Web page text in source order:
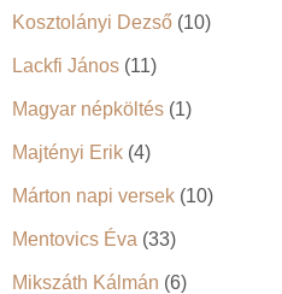
Kosztolányi Dezső (10)
Lackfi János (11)
Magyar népköltés (1)
Majtényi Erik (4)
Márton napi versek (10)
Mentovics Éva (33)
Mikszáth Kálmán (6)